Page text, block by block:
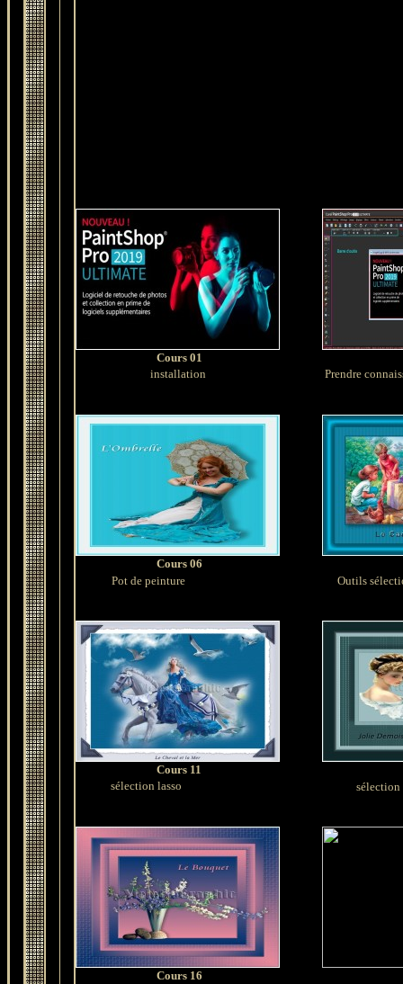
Cours 01
installation
Prendre
Cours 06
Pot de peinture
Outils
Cours 11
sélection lasso
sélection
Cours 16